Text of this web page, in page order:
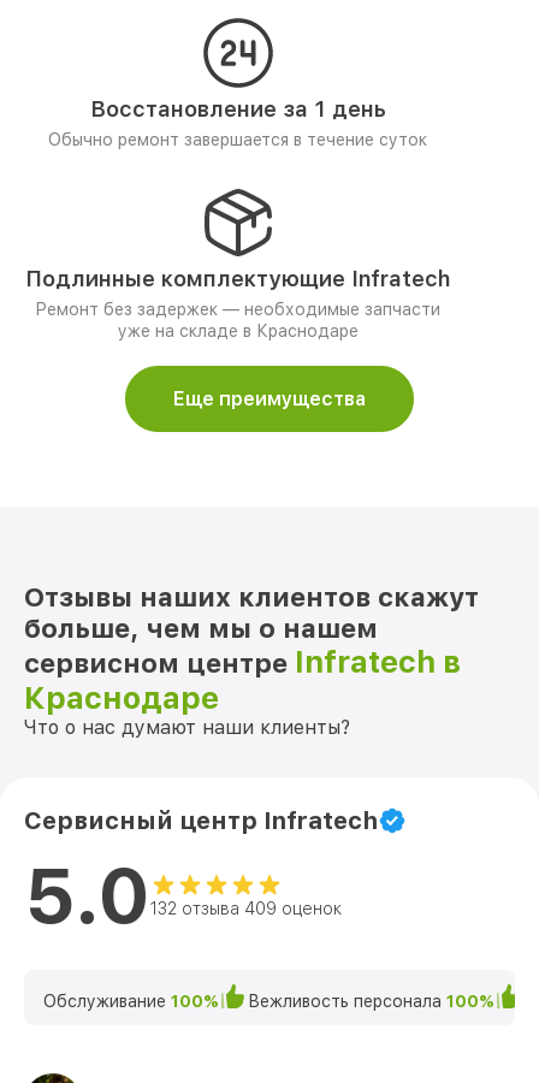
Восстановление за 1 день
Обычно ремонт завершается в течение суток
Подлинные комплектующие Infratech
Ремонт без задержек — необходимые запчасти
уже на складе в Краснодаре
Еще преимущества
Отзывы наших клиентов скажут
больше, чем мы о нашем
сервисном центре Infratech в
Краснодаре
Что о нас думают наши клиенты?
Сервисный центр Infratech
5.0 132 отзыва 409 оценок
Обслуживание 100% Вежливость персонала 100%